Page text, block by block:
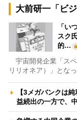
大前研一「ビ
「い
スク
的…
宇宙開発企業「ス
リリオネア）」とな
【3メガバンクは
益続出の一方で、